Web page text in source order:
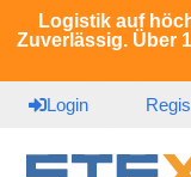
Logistik auf
Zuverlässig. Über
Login